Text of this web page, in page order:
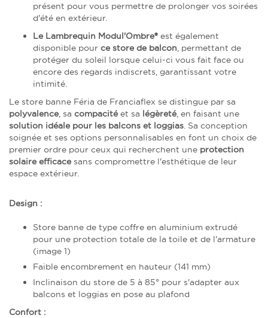
présent pour vous permettre de prolonger vos soirées
d'été en extérieur.
Le Lambrequin Modul'Ombre® est également
disponible pour ce store de balcon, permettant de
protéger du soleil lorsque celui-ci vous fait face ou
encore des regards indiscrets, garantissant votre
intimité.
Le store banne Féria de Franciaflex se distingue par sa
polyvalence, sa compacitéet sa légèreté, en faisant une
solution idéale pour les balcons et loggias. Sa conception
soignée et ses options personnalisables en font un choix de
premier ordre pour ceux qui recherchent une protection
solaire efficacesans compromettre l'esthétique de leur
espace extérieur.
Design :
Store banne de type coffre en aluminium extrudé
pour une protection totale de la toile et de l'armature
(image 1)
Faible encombrement en hauteur (141 mm)
Inclinaison du store de 5 à 85° pour s'adapter aux
balcons et loggias en pose au plafond
Confort :